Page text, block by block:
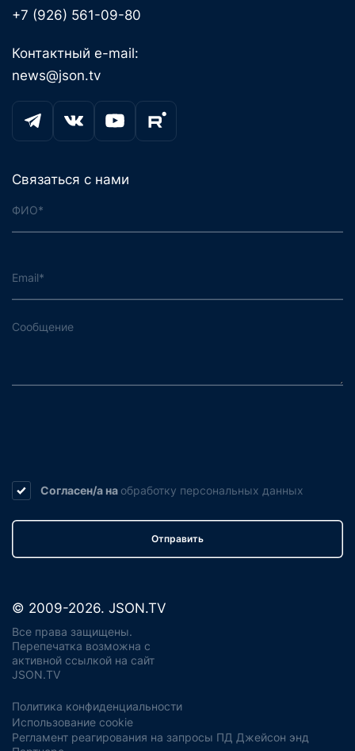
+7 (926) 561-09-80
Контактный e-mail:
news@json.tv
Связаться с нами
Согласен/а на обработку персональных данных
Отправить
© 2009-2026. JSON.TV
Все права защищены.
Перепечатка возможна с
активной ссылкой на сайт
JSON.TV
Политика конфиденциальности
Использование cookie
Регламент реагирования на запросы ПД Джейсон энд